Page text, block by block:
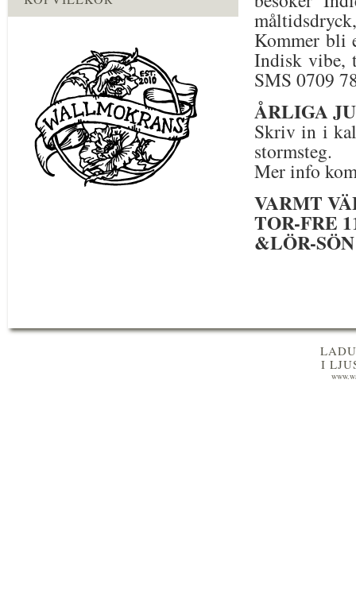
Kommer bli
Indisk vibe,
SMS 0709
ÅRLIGA
Skriv in i
stormsteg.
Mer info
VARMT
TOR-FRE
&LÖR-
I